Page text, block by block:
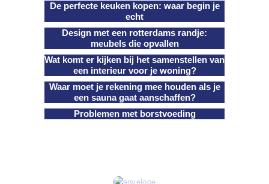
De perfecte keuken kopen: waar begin je
echt
Design met een rotterdams randje:
meubels die opvallen
Wat komt er kijken bij het samenstellen van
een interieur voor je woning?
Waar moet je rekening mee houden als je
een sauna gaat aanschaffen?
Problemen met borstvoeding